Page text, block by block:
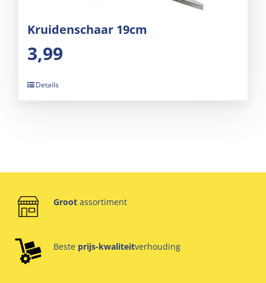
Kruidenschaar 19cm
3,99
Details
Groot assortiment
Beste prijs-kwaliteitverhouding